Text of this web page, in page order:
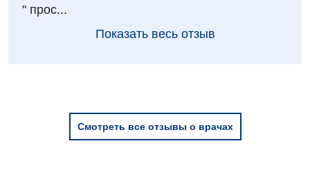
Детская дерматовенерология
Детская кардиоревматология
Детская оториноларингология
" прос...
Показать весь отзыв
Смотреть все отзывы о врачах